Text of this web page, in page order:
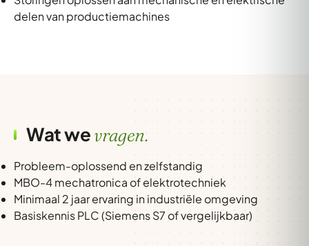
delen van productiemachines
Wat wevragen.
Probleem-oplossend en zelfstandig
MBO-4 mechatronica of elektrotechniek
Minimaal 2 jaar ervaring in industriële omgeving
Basiskennis PLC (Siemens S7 of vergelijkbaar)